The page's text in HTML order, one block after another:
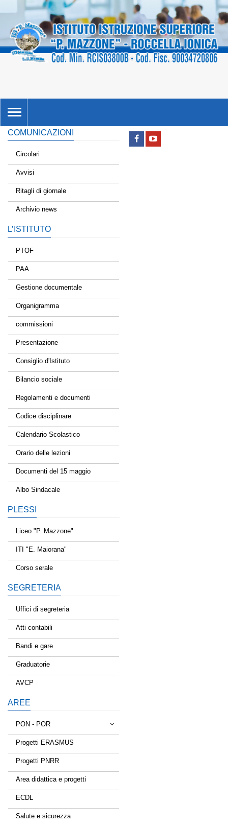
TOGGLE
NAVIGATION
COMUNICAZIONI
Circolari
Avvisi
Ritagli di giornale
Archivio news
L’ISTITUTO
PTOF
PAA
Gestione documentale
Organigramma
commissioni
Presentazione
Consiglio d'Istituto
Bilancio sociale
Regolamenti e documenti
Codice disciplinare
Calendario Scolastico
Orario delle lezioni
Documenti del 15 maggio
Albo Sindacale
PLESSI
Liceo "P. Mazzone"
ITI "E. Maiorana"
Corso serale
SEGRETERIA
Uffici di segreteria
Atti contabili
Bandi e gare
Graduatorie
AVCP
AREE
PON - POR
Tessere la rete
Estate a scuola
Scuola d'estate
Progetti ERASMUS
Progetti PNRR
Area didattica e progetti
ECDL
Salute e sicurezza